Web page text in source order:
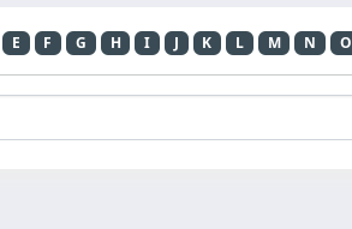
E F G H I J K L M N O